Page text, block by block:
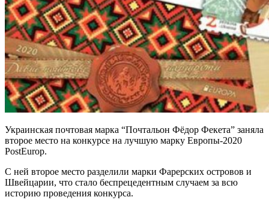
Украинская почтовая марка “Почтальон Фёдор Фекета” заняла
второе место на конкурсе на лучшую марку Европы-2020
PostEurop.
С ней второе место разделили марки Фарерских островов и
Швейцарии, что стало беспрецедентным случаем за всю
историю проведения конкурса.